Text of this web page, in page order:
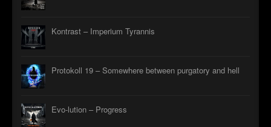
Kontrast – Imperium Tyrannis
Protokoll 19 – Somewhere between purgatory and hell
Evo-lution – Progress